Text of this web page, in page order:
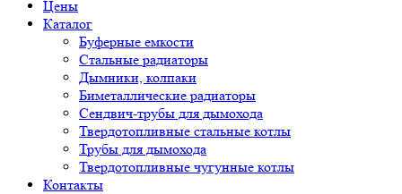
Цены
Каталог
Буферные емкости
Стальные радиаторы
Дымники, колпаки
Биметаллические радиаторы
Сендвич-трубы для дымохода
Твердотопливные стальные котлы
Трубы для дымохода
Твердотопливные чугунные котлы
Контакты